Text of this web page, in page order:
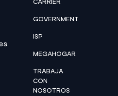
GOVERNMENT
ISP
MEGAHOGAR
TRABAJA
CON
NOSOTROS